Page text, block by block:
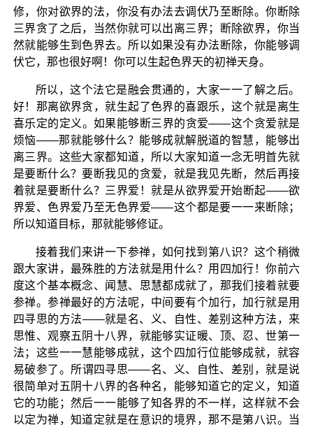
修，你对欲界的法，你没有办法去调伏乃至断除。你断除
三界贪了之后，当然你就可以出离三界；断除欲界，你当
然就能够生到色界去。所以如果没有办法断除，你能够调
伏它，那也很好啊！你可以生起色界天的初禅天身。
所以，这个法它是融会贯通的，大家一一了解之后。
好！那离欲界贪，就生起了色界的喜跟乐，这个就是离生
喜乐定的定义。如果能够断三界的贪爱——这个贪爱就是
烦恼——那就能够什么？能够成就解脱道的智慧，能够出
离三界。这些大家都知道，所以大家知道一念无明首先就
是要断什么？要断我见的贪爱，就是我见先断，然后再接
着就是要断什么？三界爱！就是从欲界爱开始断起——欲
界爱、色界爱乃至无色界爱——这个都是要一一来断除；
所以知道目标，那就能够修证。
接着我们来讲一下参禅，如何找到第八识？这个稍微
跟大家讲，最殊胜的方法就是用什么？用四加行！你前六
度这个基本概念、闻慧、思慧都成就了，那我们接着就要
参禅。参禅最好的方法呢，中间要有个加行，加行就是用
四寻思的方法——就是名、义、自性、差别这种方法，来
思惟、观察五阴十八界，就能够实证暖、顶、忍、世第一
法；这些一一慧能够成就，这个四加行位能够成就，就容
易破参了。所谓四寻思——名、义、自性、差别，就是说
很简单对五阴十八界的各种名，能够知道它的定义，知道
它的功能；然后一一能够了知各界的不一样，这样就不会
以定为禅，知道定就是在意识的境界，那不是第八识。当